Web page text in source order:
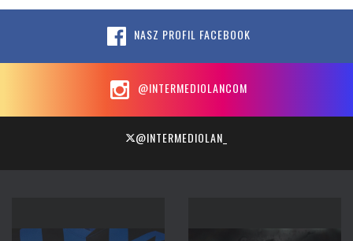
NASZ PROFIL FACEBOOK
@INTERMEDIOLANCOM
@INTERMEDIOLAN_